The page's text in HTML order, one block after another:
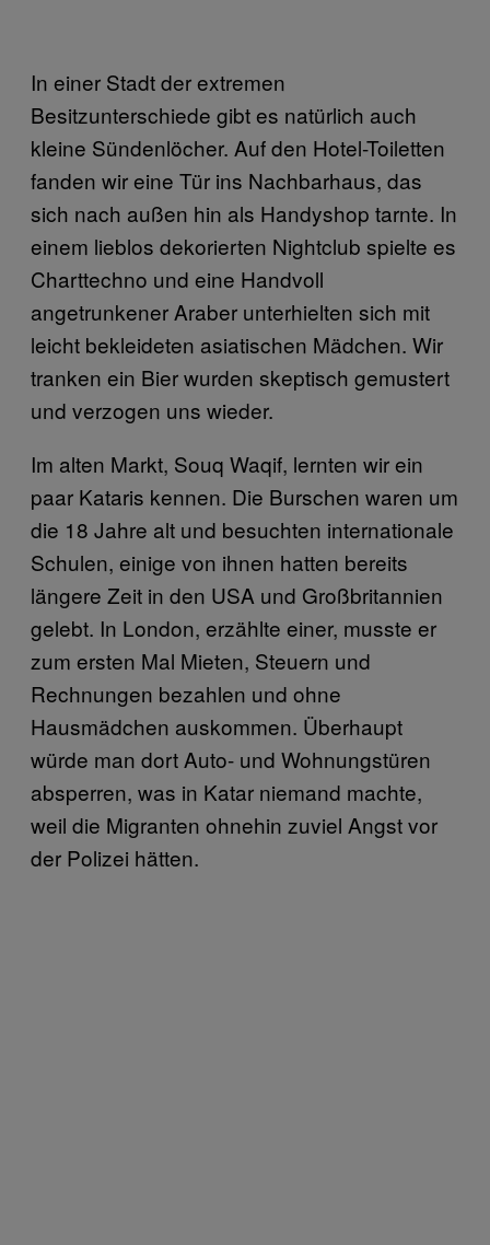
In einer Stadt der extremen
Besitzunterschiede gibt es natürlich auch
kleine Sündenlöcher. Auf den Hotel-Toiletten
fanden wir eine Tür ins Nachbarhaus, das
sich nach außen hin als Handyshop tarnte. In
einem lieblos dekorierten Nightclub spielte es
Charttechno und eine Handvoll
angetrunkener Araber unterhielten sich mit
leicht bekleideten asiatischen Mädchen. Wir
tranken ein Bier wurden skeptisch gemustert
und verzogen uns wieder.
Im alten Markt, Souq Waqif, lernten wir ein
paar Kataris kennen. Die Burschen waren um
die 18 Jahre alt und besuchten internationale
Schulen, einige von ihnen hatten bereits
längere Zeit in den USA und Großbritannien
gelebt. In London, erzählte einer, musste er
zum ersten Mal Mieten, Steuern und
Rechnungen bezahlen und ohne
Hausmädchen auskommen. Überhaupt
würde man dort Auto- und Wohnungstüren
absperren, was in Katar niemand machte,
weil die Migranten ohnehin zuviel Angst vor
der Polizei hätten.